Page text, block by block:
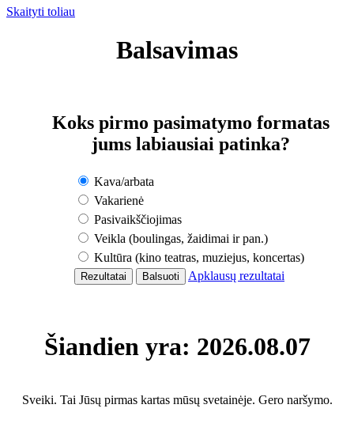
Skaityti toliau
Balsavimas
Koks pirmo pasimatymo formatas
jums labiausiai patinka?
Kava/arbata
Vakarienė
Pasivaikščiojimas
Veikla (boulingas, žaidimai ir pan.)
Kultūra (kino teatras, muziejus, koncertas)
Apklausų rezultatai
Šiandien yra: 2026.08.07
Sveiki. Tai Jūsų pirmas kartas mūsų svetainėje. Gero naršymo.